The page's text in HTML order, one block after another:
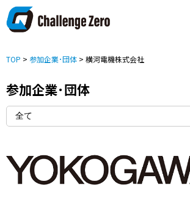
TOP > 参加企業･団体 > 横河電機株式会社
参加企業･団体